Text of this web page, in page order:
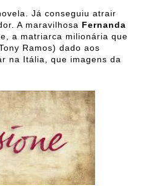
Já conseguiu atrair
A maravilhosa Fernanda
a matriarca milionária que
Ramos) dado aos
na Itália, que imagens da